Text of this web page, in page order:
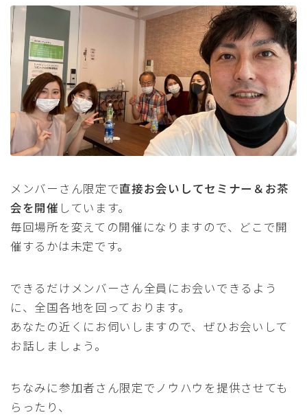
メンバーさん限定で直接お会いしてセミナー＆お茶
会を開催 しています。
毎回場所を変えての開催になりますので、どこで開
催するかは未定です。
できるだけメンバーさん全員にお会いできるよう
に、全国各地を回っております。
あなたの近くにお伺いしますので、ぜひお会いして
お話しましょう。
ちなみに参加者さん限定でノウハウを提供させても
らったり、